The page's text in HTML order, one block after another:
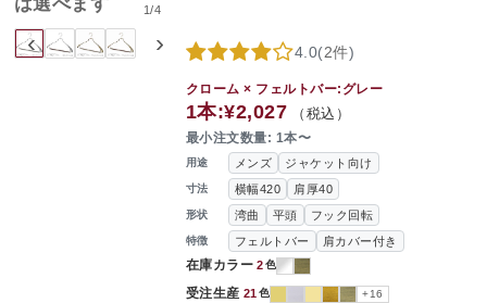
‹ ›
1/4
は選べます
用途 メンズ ジャケット向け
寸法 横幅420 肩厚40
形状 湾曲 平頭 フック回転
特徴 フェルトバー 肩カバー付き
在庫カラー 2色
受注生産 21色 +16
4.0(2件)
クローム × フェルトバー:グレー
1本:¥2,027 （税込）
最小注文数量: 1本〜